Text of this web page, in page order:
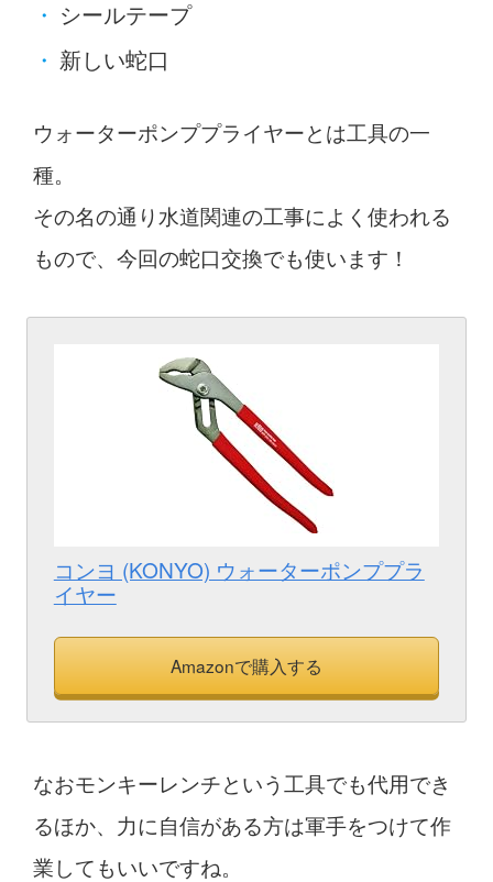
シールテープ
新しい蛇口
ウォーターポンププライヤーとは工具の一
種。
その名の通り水道関連の工事によく使われる
もので、今回の蛇口交換でも使います！
コンヨ (KONYO) ウォーターポンププラ
イヤー
Amazonで購入する
なおモンキーレンチという工具でも代用でき
るほか、力に自信がある方は軍手をつけて作
業してもいいですね。